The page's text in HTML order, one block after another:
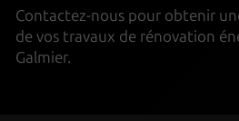
Contactez-nous pour obtenir
de vos travaux de rénovation
Galmier.